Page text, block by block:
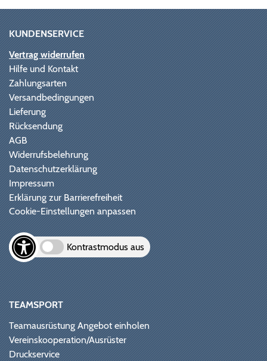
KUNDENSERVICE
Vertrag widerrufen
Hilfe und Kontakt
Zahlungsarten
Versandbedingungen
Lieferung
Rücksendung
AGB
Widerrufsbelehrung
Datenschutzerklärung
Impressum
Erklärung zur Barrierefreiheit
Cookie-Einstellungen anpassen
Kontrastmodus aus
TEAMSPORT
Teamausrüstung Angebot einholen
Vereinskooperation/Ausrüster
Druckservice